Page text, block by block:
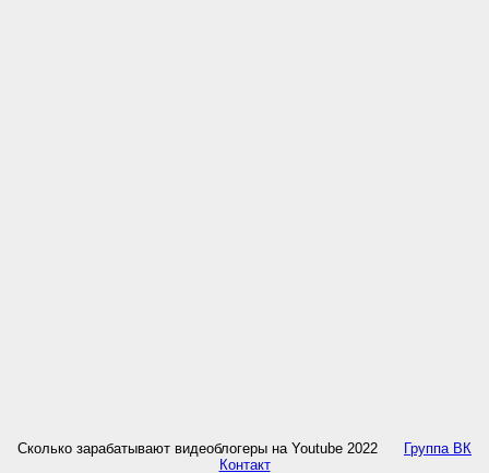
Сколько зарабатывают видеоблогеры на Youtube 2022
Группа ВК
Контакт